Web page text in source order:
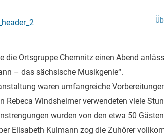
die Ortsgruppe Chemnitz einen Abend
– das sächsische Musikgenie“.
waren umfangreiche
Rebeca Windsheimer verwendeten viele
wurden von den etwa 50
Elisabeth Kulmann zog die Zuhörer